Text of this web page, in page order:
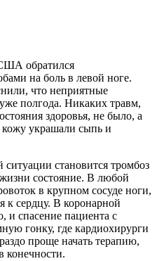
обратился
на боль в левой ноге.
что неприятные
полгода. Никаких травм,
здоровья, не было, а
кожу украшали сыпь и
становится тромбоз
состояние. В любой
в крупном сосуде ноги,
к сердцу. В коронарной
и спасение пациента с
гонку, где кардиохирурги
проще начать терапию,
конечности.